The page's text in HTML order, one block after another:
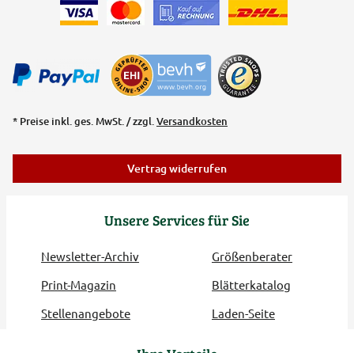
Unsere Services für Sie
Newsletter-Archiv
Größenberater
Print-Magazin
Blätterkatalog
Stellenangebote
Laden-Seite
* Preise inkl. ges. MwSt. / zzgl. Versandkosten
Vertrag widerrufen